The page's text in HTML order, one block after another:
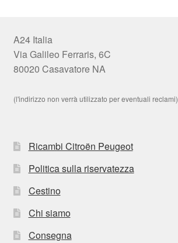
A24 Italia
Via Galileo Ferraris, 6C
80020 Casavatore NA
(l'indirizzo non verrà utilizzato per eventuali reclami)
Ricambi Citroën Peugeot
Politica sulla riservatezza
Cestino
Chi siamo
Consegna